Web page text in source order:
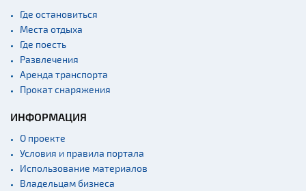
Где остановиться
Места отдыха
Где поесть
Развлечения
Аренда транспорта
Прокат снаряжения
ИНФОРМАЦИЯ
О проекте
Условия и правила портала
Использование материалов
Владельцам бизнеса